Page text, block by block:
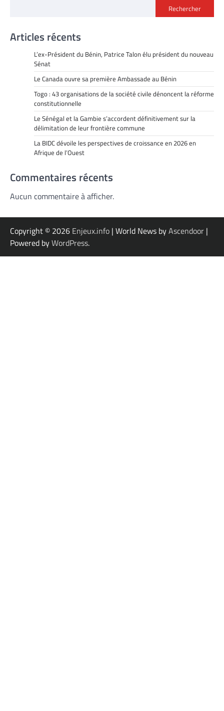
Rechercher
Articles récents
L’ex-Président du Bénin, Patrice Talon élu président du nouveau
Sénat
Le Canada ouvre sa première Ambassade au Bénin
Togo : 43 organisations de la société civile dénoncent la réforme
constitutionnelle
Le Sénégal et la Gambie s’accordent définitivement sur la
délimitation de leur frontière commune
La BIDC dévoile les perspectives de croissance en 2026 en
Afrique de l’Ouest
Commentaires récents
Aucun commentaire à afficher.
Copyright © 2026 Enjeux.info | World News byAscendoor |
Powered byWordPress.